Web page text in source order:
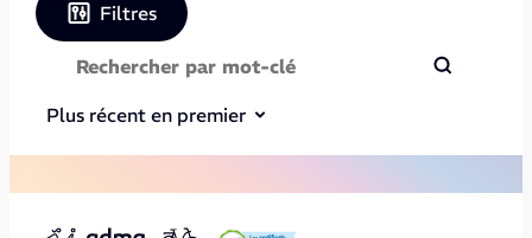
Filtres
Plus récent en premier